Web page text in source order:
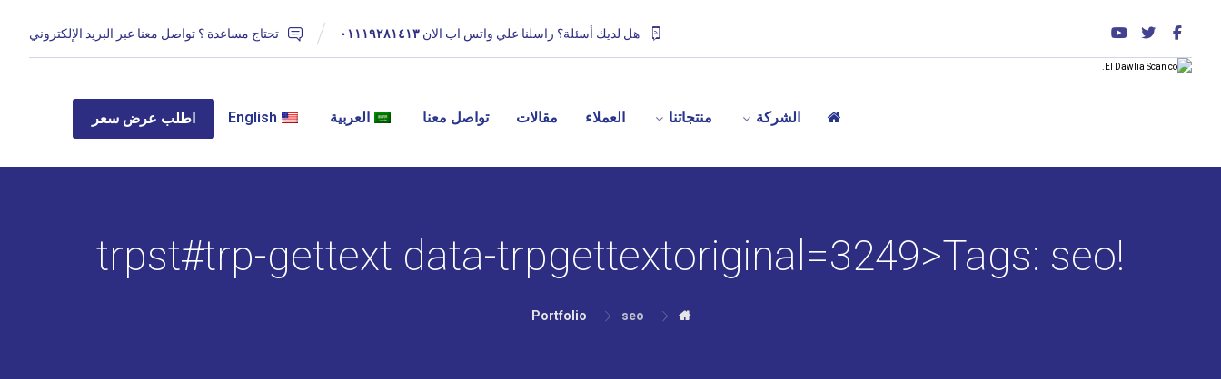
تحتاج مساعدة ؟ تواصل معنا عبر البريد الإلكتروني هل لديك أسئلة؟ راسلنا علي واتس اب الان ٠١١١٩٢٨١٤١٣
اطلب عرض سعر الشركة منتجاتنا العملاء مقالات تواصل معنا العربية English
!trpst#trp-gettext data-trpgettextoriginal=3249>Tags:
seo
Portfolio seo